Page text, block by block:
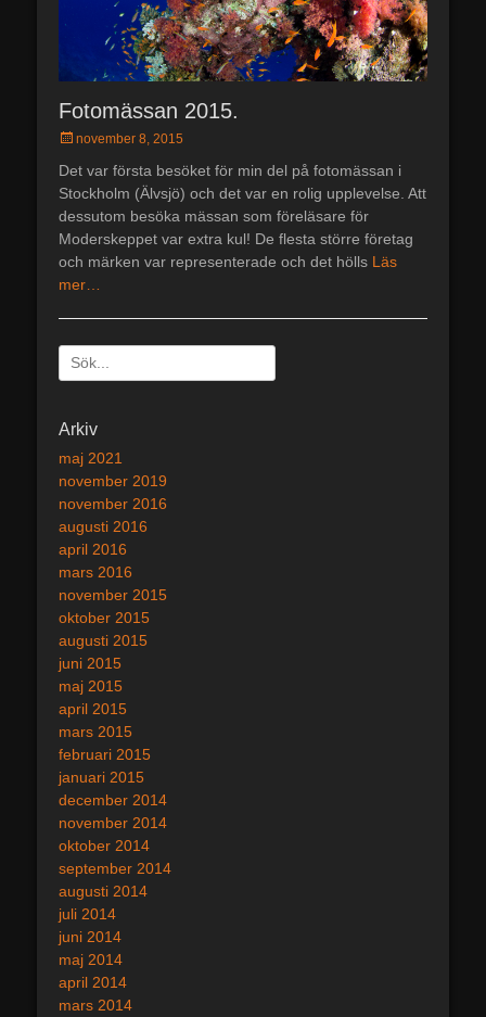
Fotomässan 2015.
Postades
november 8, 2015
Det var första besöket för min del på fotomässan i
Stockholm (Älvsjö) och det var en rolig upplevelse. Att
dessutom besöka mässan som föreläsare för
Moderskeppet var extra kul! De flesta större företag
och märken var representerade och det hölls Läs
mer…
Sök
efter:
Arkiv
maj 2021
november 2019
november 2016
augusti 2016
april 2016
mars 2016
november 2015
oktober 2015
augusti 2015
juni 2015
maj 2015
april 2015
mars 2015
februari 2015
januari 2015
december 2014
november 2014
oktober 2014
september 2014
augusti 2014
juli 2014
juni 2014
maj 2014
april 2014
mars 2014